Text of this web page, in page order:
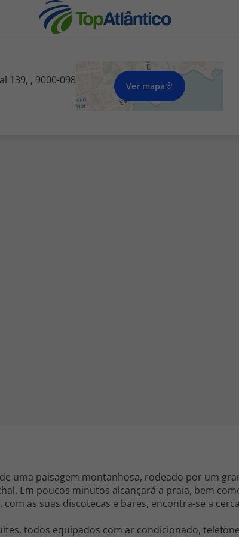
139, , 9000-098
Ver mapa
uma paisagem montanhosa, rodeado por um
Em poucos minutos alcançará a praia, bem
as suas discotecas e bares, encontra-se a
todos equipados com ar condicionado,